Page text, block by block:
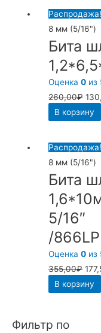
Фильтр по
Распродажа!
8 мм (5/16")
Бита
Оценка0 из
260,00₽
В корзину
Распродажа!
8 мм (5/16")
Бита
5/16″
/866LP
Оценка0 из
355,00₽
В корзину